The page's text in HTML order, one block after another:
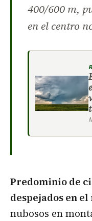
400/600 m,
en el centro
Predominio de
despejados en
nubosos en